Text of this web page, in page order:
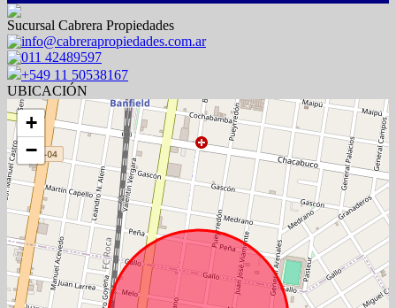
Sucursal Cabrera Propiedades
info@cabrerapropiedades.com.ar
011 42489597
+549 11 50538167
UBICACIÓN
+
−